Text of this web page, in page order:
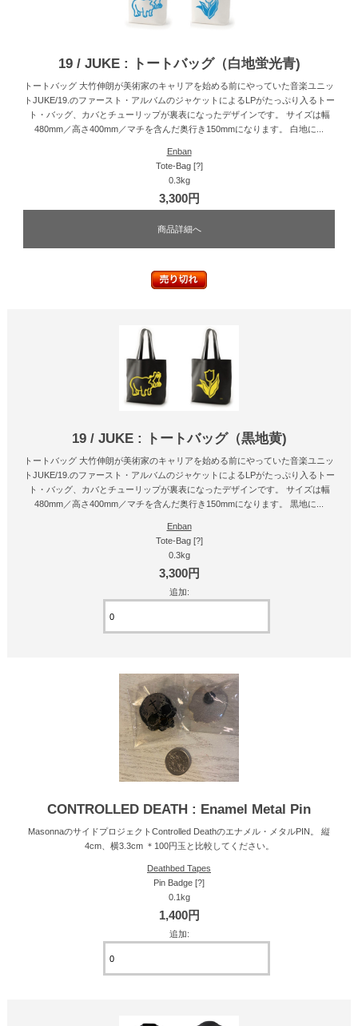
19 / JUKE : トートバッグ（白地蛍光青)
トートバッグ 大竹伸朗が美術家のキャリアを始める前にやっていた音楽ユニッ
トJUKE/19.のファースト・アルバムのジャケットによるLPがたっぷり入るトー
ト・バッグ、カバとチューリップが裏表になったデザインです。 サイズは幅
480mm／高さ400mm／マチを含んだ奥行き150mmになります。 白地に...
Enban
Tote-Bag [?]
0.3kg
3,300円
商品詳細へ
19 / JUKE : トートバッグ（黒地黄)
トートバッグ 大竹伸朗が美術家のキャリアを始める前にやっていた音楽ユニッ
トJUKE/19.のファースト・アルバムのジャケットによるLPがたっぷり入るトー
ト・バッグ、カバとチューリップが裏表になったデザインです。 サイズは幅
480mm／高さ400mm／マチを含んだ奥行き150mmになります。 黒地に...
Enban
Tote-Bag [?]
0.3kg
3,300円
追加:
CONTROLLED DEATH : Enamel Metal Pin
MasonnaのサイドプロジェクトControlled Deathのエナメル・メタルPIN。 縦
4cm、横3.3cm ＊100円玉と比較してください。
Deathbed Tapes
Pin Badge [?]
0.1kg
1,400円
追加: